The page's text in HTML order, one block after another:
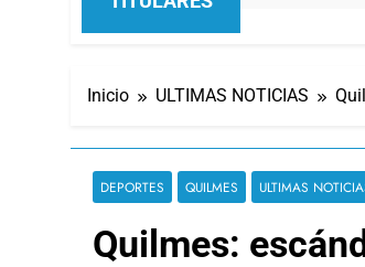
Inicio ULTIMAS NOTICIAS
DEPORTES QUILMES ULTIMAS
Quilmes: